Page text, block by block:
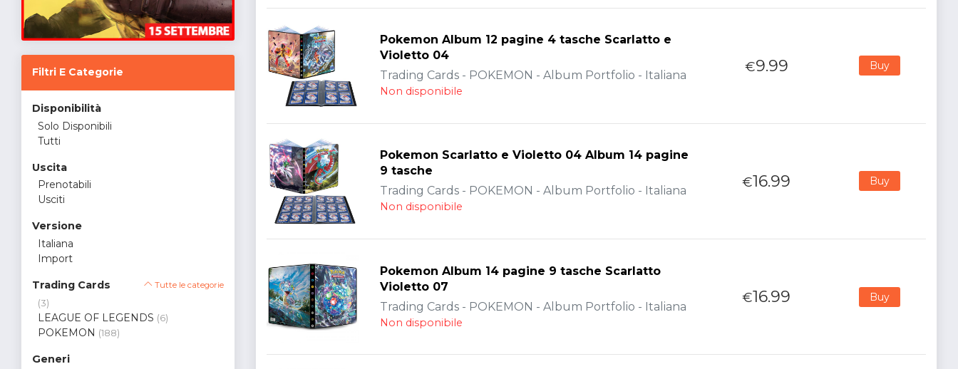
Filtri E Categorie
Disponibilità
Solo Disponibili
Tutti
Uscita
Prenotabili
Usciti
Versione
Italiana
Import
Trading Cards Tutte le categorie
(3)
LEAGUE OF LEGENDS (6)
POKEMON (188)
Generi
Pokemon Album 12 pagine 4 tasche Scarlatto e
Violetto 04
Trading Cards - POKEMON - Album Portfolio - Italiana
Non disponibile
€9.99 Buy
Pokemon Scarlatto e Violetto 04 Album 14 pagine
9 tasche
Trading Cards - POKEMON - Album Portfolio - Italiana
Non disponibile
€16.99 Buy
Pokemon Album 14 pagine 9 tasche Scarlatto
Violetto 07
Trading Cards - POKEMON - Album Portfolio - Italiana
Non disponibile
€16.99 Buy